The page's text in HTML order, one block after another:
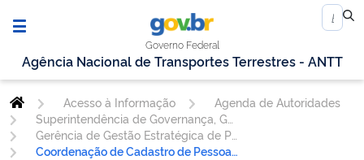
Governo Federal
Agência Nacional de Transportes Terrestres - ANTT
Acesso à Informação
Agenda de Autoridades
Superintendência de Governança, Gestão Estratégica e de Pessoal
Gerência de Gestão Estratégica de Pessoas - GESPE
Coordenação de Cadastro de Pessoas - COORP